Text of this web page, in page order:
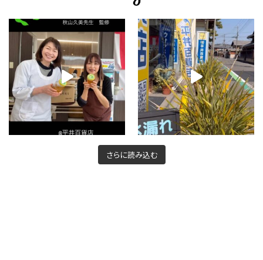
さらに読み込む